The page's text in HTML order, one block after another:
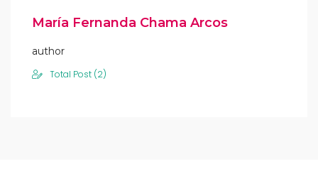
María Fernanda Chama Arcos
author
Total Post (2)